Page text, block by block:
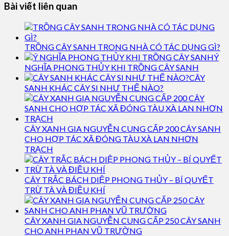
Bài viết liên quan
TRỒNG CÂY SANH TRONG NHÀ CÓ TÁC DỤNG GÌ?
Ý
NGHĨA PHONG THỦY KHI TRỒNG CÂY SANH
CÂY
SANH KHÁC CÂY SI NHƯ THẾ NÀO?
CÂY XANH GIA NGUYỄN CUNG CẤP 200 CÂY SANH
CHO HỢP TÁC XÃ ĐÓNG TÀU XÀ LAN NHƠN
TRẠCH
CÂY TRẮC BÁCH DIỆP PHONG THỦY – BÍ QUYẾT
TRỪ TÀ VÀ ĐIỀU KHÍ
CÂY XANH GIA NGUYỄN CUNG CẤP 250 CÂY SANH
CHO ANH PHAN VŨ TRƯỜNG